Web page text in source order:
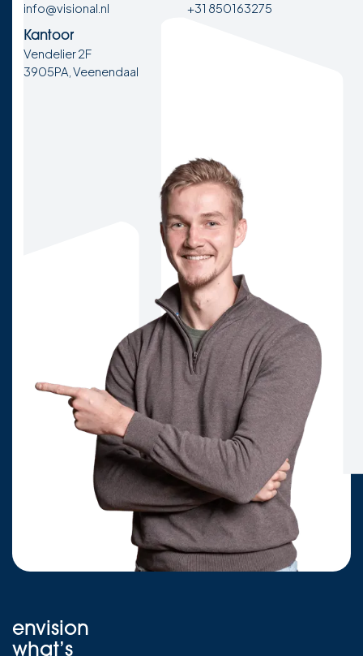
info@visional.nl +31 850163275
Kantoor
Vendelier 2F
3905PA, Veenendaal
envision
what’s